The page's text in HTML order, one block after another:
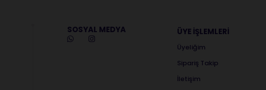
SOSYAL MEDYA ÜYE İŞLEMLERİ
Üyeliğim
Sipariş Takip
İletişim